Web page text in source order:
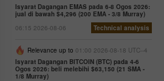
Isyarat Dagangan EMAS pada 6-8 Ogos 2026:
jual di bawah $4,296 (200 EMA - 3/8 Murray)
06:15 2026-08-06
Technical analysis
Relevance up to 01:00 2026-08-18 UTC--4
Isyarat Dagangan BITCOIN (BTC) pada 4-6
Ogos 2026: beli melebihi $63,150 (21 SMA -
1/8 Murray)